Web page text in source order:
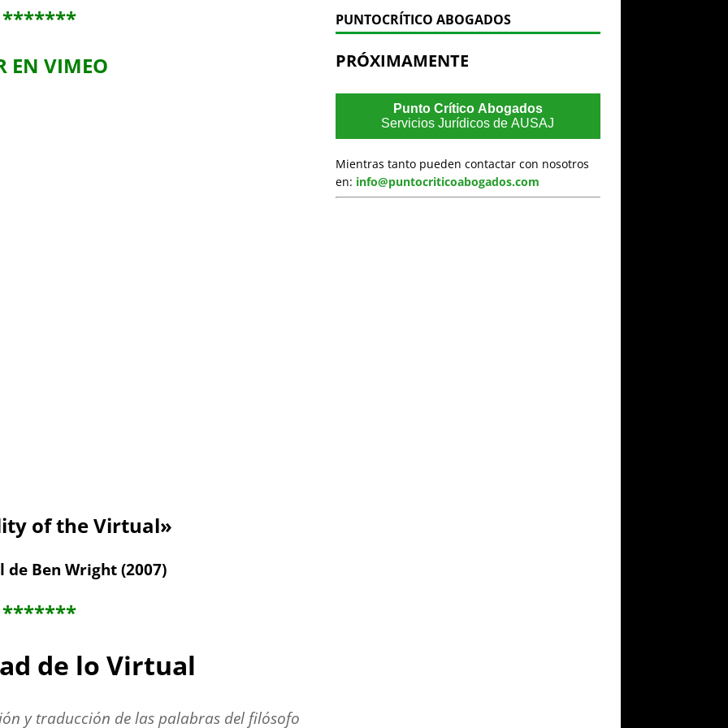
*******
EN VIMEO
of the Virtual»
de Ben Wright (2007)
*******
de lo Virtual
y traducción de las palabras del filósofo
PUNTOCRÍTICO ABOGADOS
PRÓXIMAMENTE
Punto Crítico Abogados
Servicios Jurídicos de AUSAJ
Mientras tanto pueden contactar con nosotros
en: info@puntocriticoabogados.com